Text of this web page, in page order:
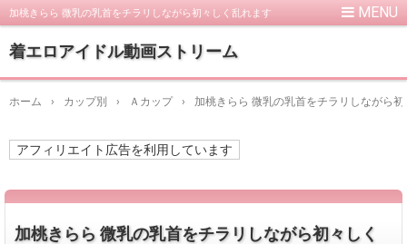
加桃きらら 微乳の乳首をチラリしながら初々しく乱れます
着エロアイドル動画ストリーム
ホーム › カップ別 › Ａカップ › 加桃きらら 微乳の乳首をチラリしながら
アフィリエイト広告を利用しています
加桃きらら 微乳の乳首をチラリしながら初々しく